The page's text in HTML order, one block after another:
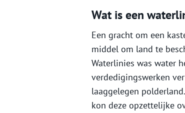
Wat is een
Een gracht om een
middel om land te
Waterlinies was water
verdedigingswerken
laaggelegen
kon deze opzettelijke